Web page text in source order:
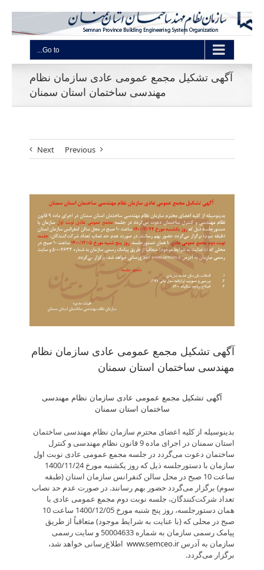
Go to...
آگهی تشکیل مجمع عمومی عادی سازمان نظام
مهندسی ساختمان استان سمنان
Previous
Next
Image
آگهی تشکیل مجمع عمومی عادی سازمان نظام
مهندسی ساختمان استان سمنان
آگهی تشکیل مجمع عمومی عادی سازمان نظام مهندسی
ساختمان استان سمنان
بدینوسیله از کلیه اعضای محترم سازمان نظام مهندسی ساختمان
استان سمنان در اجرای ماده 9 قانون نظام مهندسی و کنترل
ساختمان دعوت می‌گردد در جلسه مجمع عمومی عادی نوبت اول
سازمان با دستورجلسه ذیل که روز یکشنبه مورخ 1400/11/24
ساعت 10 صبح در محل سالن کنفرانس سازمان استان (طبقه
سوم) برگزار می‌گردد حضور بهم رسانند. در صورت عدم حد ‌نصاب
تعداد شرکت‌کنندگان، جلسه نوبت دوم مجمع عمومی عادی با
همان دستورجلسه، روز پنج شنبه مورخ 1400/12/05 ساعت 10
صبح در محلی که (با عنایت به شرایط موجود) متعاقباً از طریق
پیامک رسمی سازمان به شماره 50004633 و سایت رسمی
سازمان به آدرس www.semceo.ir اطلاع‌رسانی خواهد شد،
برگزار می‌گردد.